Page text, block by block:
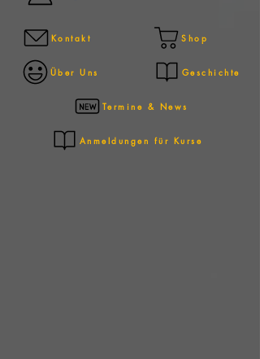
Kontakt
Über Uns
Shop
Geschichte
Termine & News
Anmeldungen für Kurse